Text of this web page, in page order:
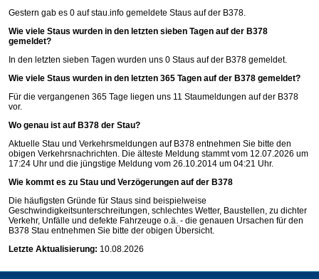
Gestern gab es 0 aufstau.info gemeldete Staus auf der B378.
Wie viele Staus wurden in den letzten sieben Tagen auf der B378
gemeldet?
In den letzten sieben Tagen wurden uns 0 Staus auf der B378 gemeldet.
Wie viele Staus wurden in den letzten 365 Tagen auf der B378 gemeldet?
Für die vergangenen 365 Tage liegen uns 11 Staumeldungen auf der B378
vor.
Wo genau ist auf B378 der Stau?
Aktuelle Stau und Verkehrsmeldungen auf B378 entnehmen Sie bitte den
obigen Verkehrsnachrichten. Die älteste Meldung stammt vom 12.07.2026 um
17:24 Uhr und die jüngstige Meldung vom 26.10.2014 um 04:21 Uhr.
Wie kommt es zu Stau und Verzögerungen auf der B378
Die häufigsten Gründe für Staus sind beispielweise
Geschwindigkeitsunterschreitungen, schlechtes Wetter, Baustellen, zu dichter
Verkehr, Unfälle und defekte Fahrzeuge o.ä. - die genauen Ursachen für den
B378 Stau entnehmen Sie bitte der obigen Übersicht.
Letzte Aktualisierung: 10.08.2026